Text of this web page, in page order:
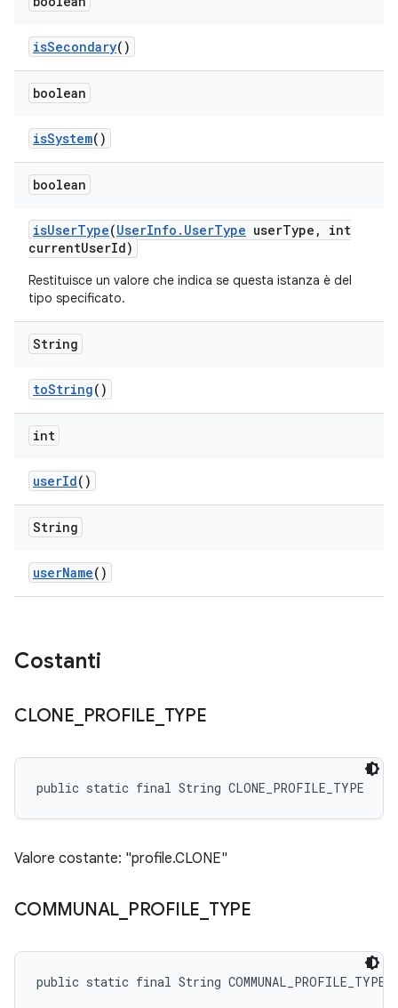
isSecondary()
boolean
isSystem()
boolean
isUserType(UserInfo . UserType userType ,
int
currentUserId)
Restituisce un valore che indica se questa istanza è del
tipo specificato.
String
toString()
int
userId()
String
userName()
Costanti
CLONE PROFILE TYPE
public static final String CLONE_PROFILE_TYPE
Valore costante: "profile.CLONE"
COMMUNAL PROFILE TYPE
public static final String COMMUNAL_PROFILE_TYPE